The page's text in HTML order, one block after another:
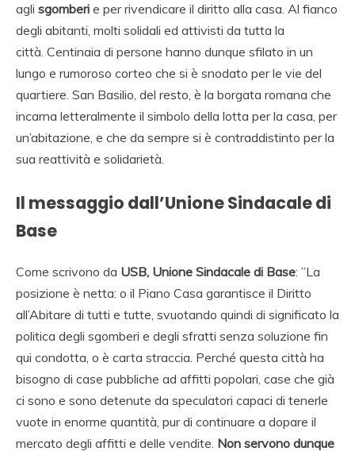
agli sgomberi e per rivendicare il diritto alla casa. Al fianco
degli abitanti, molti solidali ed attivisti da tutta la
città. Centinaia di persone hanno dunque sfilato in un
lungo e rumoroso corteo che si è snodato per le vie del
quartiere. San Basilio, del resto, è la borgata romana che
incarna letteralmente il simbolo della lotta per la casa, per
un’abitazione, e che da sempre si è contraddistinto per la
sua reattività e solidarietà.
Il messaggio dall’Unione Sindacale di
Base
Come scrivono da USB, Unione Sindacale di Base: ”La
posizione è netta: o il Piano Casa garantisce il Diritto
all’Abitare di tutti e tutte, svuotando quindi di significato la
politica degli sgomberi e degli sfratti senza soluzione fin
qui condotta, o è carta straccia. Perché questa città ha
bisogno di case pubbliche ad affitti popolari, case che già
ci sono e sono detenute da speculatori capaci di tenerle
vuote in enorme quantità, pur di continuare a dopare il
mercato degli affitti e delle vendite. Non servono dunque